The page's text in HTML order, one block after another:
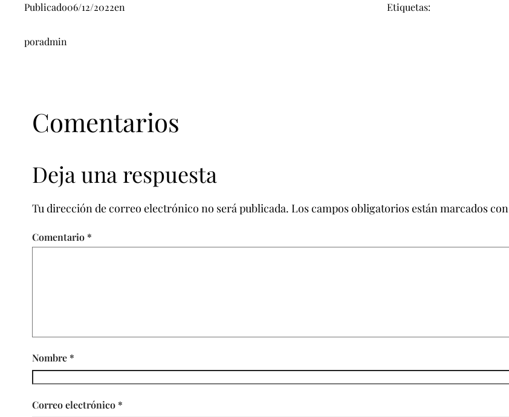
Publicado06/12/2022en
poradmin
Etiquetas:
Comentarios
Deja una respuesta
Tu dirección de correo electrónico no será publicada. Los campos obligatorios están marcados con
Comentario *
Nombre *
Correo electrónico *